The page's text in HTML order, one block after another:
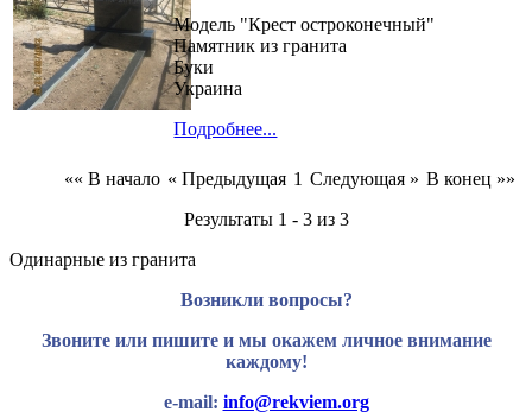
Модель "Крест остроконечный"
Памятник из гранита
Буки
Украина
Подробнее...
«« В начало « Предыдущая 1 Следующая » В конец »»
Результаты 1 - 3 из 3
Одинарные из гранита
Возникли вопросы?
Звоните или пишите и мы окажем личное внимание
каждому!
e-mail: info@rekviem.org